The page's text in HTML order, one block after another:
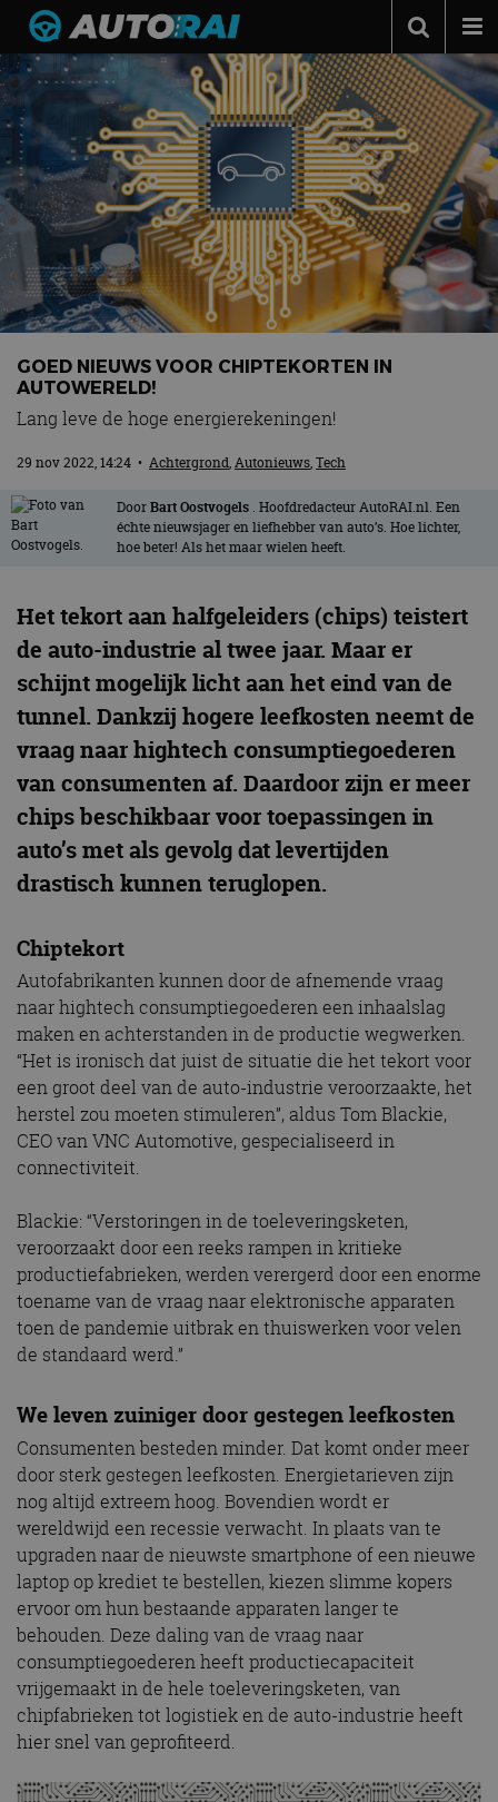
Autonieuws
Podcast
Autotests
Automerken
Adverteren
Contact
MotorRAI.nl
GOED NIEUWS VOOR CHIPTEKORTEN IN
AUTOWERELD!
Lang leve de hoge energierekeningen!
29 nov 2022, 14:24 • Achtergrond,Autonieuws,Tech
DoorBart Oostvogels . Hoofdredacteur AutoRAI.nl. Een
échte nieuwsjager en liefhebber van auto’s. Hoe lichter,
hoe beter! Als het maar wielen heeft.
Het tekort aan halfgeleiders (chips) teistert
de auto-industrie al twee jaar. Maar er
schijnt mogelijk licht aan het eind van de
tunnel. Dankzij hogere leefkosten neemt de
vraag naar hightech consumptiegoederen
van consumenten af. Daardoor zijn er meer
chips beschikbaar voor toepassingen in
auto’s met als gevolg dat levertijden
drastisch kunnen teruglopen.
Chiptekort
Autofabrikanten kunnen door de afnemende vraag
naar hightech consumptiegoederen een inhaalslag
maken en achterstanden in de productie wegwerken.
“Het is ironisch dat juist de situatie die het tekort voor
een groot deel van de auto-industrie veroorzaakte, het
herstel zou moeten stimuleren”, aldus Tom Blackie,
CEO van VNC Automotive, gespecialiseerd in
connectiviteit.
Blackie: “Verstoringen in de toeleveringsketen,
veroorzaakt door een reeks rampen in kritieke
productiefabrieken, werden verergerd door een enorme
toename van de vraag naar elektronische apparaten
toen de pandemie uitbrak en thuiswerken voor velen
de standaard werd.”
We leven zuiniger door gestegen leefkosten
Consumenten besteden minder. Dat komt onder meer
door sterk gestegen leefkosten. Energietarieven zijn
nog altijd extreem hoog. Bovendien wordt er
wereldwijd een recessie verwacht. In plaats van te
upgraden naar de nieuwste smartphone of een nieuwe
laptop op krediet te bestellen, kiezen slimme kopers
ervoor om hun bestaande apparaten langer te
behouden. Deze daling van de vraag naar
consumptiegoederen heeft productiecapaciteit
vrijgemaakt in de hele toeleveringsketen, van
chipfabrieken tot logistiek en de auto-industrie heeft
hier snel van geprofiteerd.